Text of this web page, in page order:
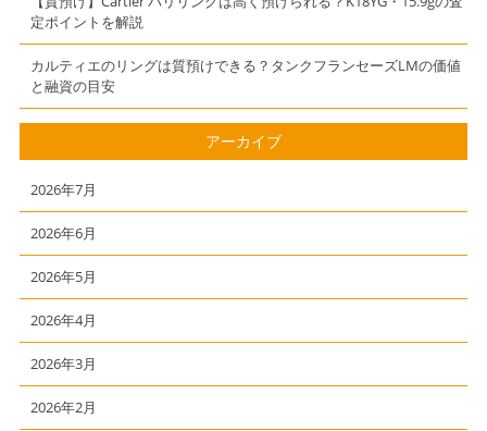
定ポイントを解説
カルティエのリングは質預けできる？タンクフランセーズLMの価値
と融資の目安
アーカイブ
2026年7月
2026年6月
2026年5月
2026年4月
2026年3月
2026年2月